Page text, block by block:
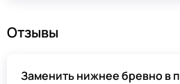
Отзывы
Заменить нижнее бревно в